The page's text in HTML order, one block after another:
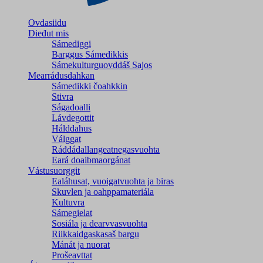
Ovdasiidu
Dieđut mis
Sámediggi
Barggus Sámedikkis
Sámekulturguovddáš Sajos
Mearrádusdahkan
Sámedikki čoahkkin
Stivra
Ságadoalli
Lávdegottit
Hálddahus
Válggat
Ráđđádallangeatnegas­vuohta
Eará doaibmaorgánat
Vástusuorggit
Ealáhusat, vuoigatvuohta ja biras
Skuvlen ja oahppamateriála
Kultuvra
Sámegielat
Sosiála ja dearvvasvuohta
Riikkaidgaskasaš bargu
Mánát ja nuorat
Prošeavttat